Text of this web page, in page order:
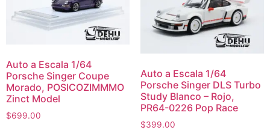
Auto a Escala 1/64
Porsche Singer Coupe
Morado, POSICOZIMMMO
Zinct Model
$699.00
Auto a Escala 1/64
Porsche Singer DLS Turbo
Study Blanco – Rojo,
PR64-0226 Pop Race
$399.00